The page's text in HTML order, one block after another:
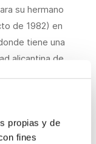
propias y de
fines
su hermano
de 1982) en
tiene una
alicantina de
Navarro
cabe